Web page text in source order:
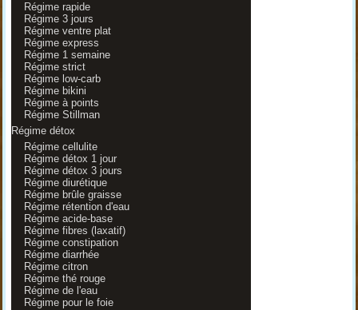
Régime rapide
Régime 3 jours
Régime ventre plat
Régime express
Régime 1 semaine
Régime strict
Régime low-carb
Régime bikini
Régime à points
Régime Stillman
Régime détox
Régime cellulite
Régime détox 1 jour
Régime détox 3 jours
Régime diurétique
Régime brûle graisse
Régime rétention d'eau
Régime acide-base
Régime fibres (laxatif)
Régime constipation
Régime diarrhée
Régime citron
Régime thé rouge
Régime de l'eau
Régime pour le foie